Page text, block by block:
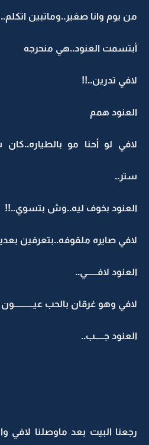
من يوم وانا صغير..وماتبين
أبتسمت العنود..هي منحرجه
لافي تدرين..!!
العنود همم
لافي لو أحنا مو
ستر..
العنود بخوف ليه..وش بتسوي..!!
لافي صايره ملقوفه..بتعرفين
العنود لافــــــي..
لافي وهو غرقان بالحب
العنود جـــــب..
رجعنا البيت بعد ماوصلنا لافي